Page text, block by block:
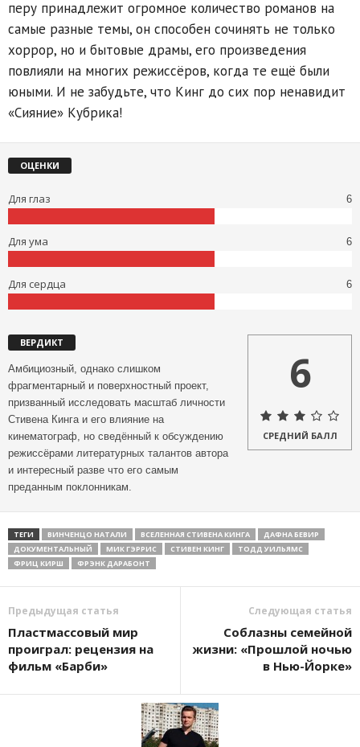
перу принадлежит огромное количество романов на
самые разные темы, он способен сочинять не только
хоррор, но и бытовые драмы, его произведения
повлияли на многих режиссёров, когда те ещё были
юными. И не забудьте, что Кинг до сих пор ненавидит
«Сияние» Кубрика!
ОЦЕНКИ
Для глаз 6
Для ума 6
Для сердца 6
ВЕРДИКТ
Амбициозный, однако слишком
фрагментарный и поверхностный проект,
призванный исследовать масштаб личности
Стивена Кинга и его влияние на
кинематограф, но сведённый к обсуждению
режиссёрами литературных талантов автора
и интересный разве что его самым
преданным поклонникам.
6
СРЕДНИЙ БАЛЛ
ТЕГИ ВИНЧЕНЦО НАТАЛИ ВСЕЛЕННАЯ СТИВЕНА КИНГА
ДАФНА БЕВИР
ДОКУМЕНТАЛЬНЫЙ
МИК ГЭРРИС СТИВЕН КИНГ
ТОДД УИЛЬЯМС
ФРИЦ КИРШ
ФРЭНК ДАРАБОНТ
Предыдущая статья
Пластмассовый мир
проиграл: рецензия на
фильм «Барби»
Следующая статья
Соблазны семейной
жизни: «Прошлой ночью
в Нью-Йорке»